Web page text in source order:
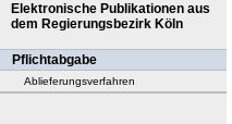
Elektronische Publikationen aus
dem Regierungsbezirk Köln
Pflichtabgabe
Ablieferungsverfahren